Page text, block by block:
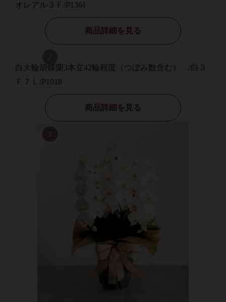
オレアル３Ｆ/P1361
商品詳細を見る
白大輪胡蝶蘭3本立42輪程度（つぼみ数含む） /白３
Ｆ７Ｌ/P1018
商品詳細を見る